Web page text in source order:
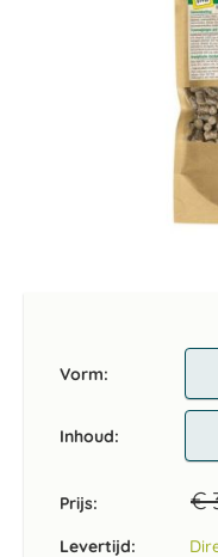
Vorm
Inhoud
Prijs: €
Levertijd:
gallerij